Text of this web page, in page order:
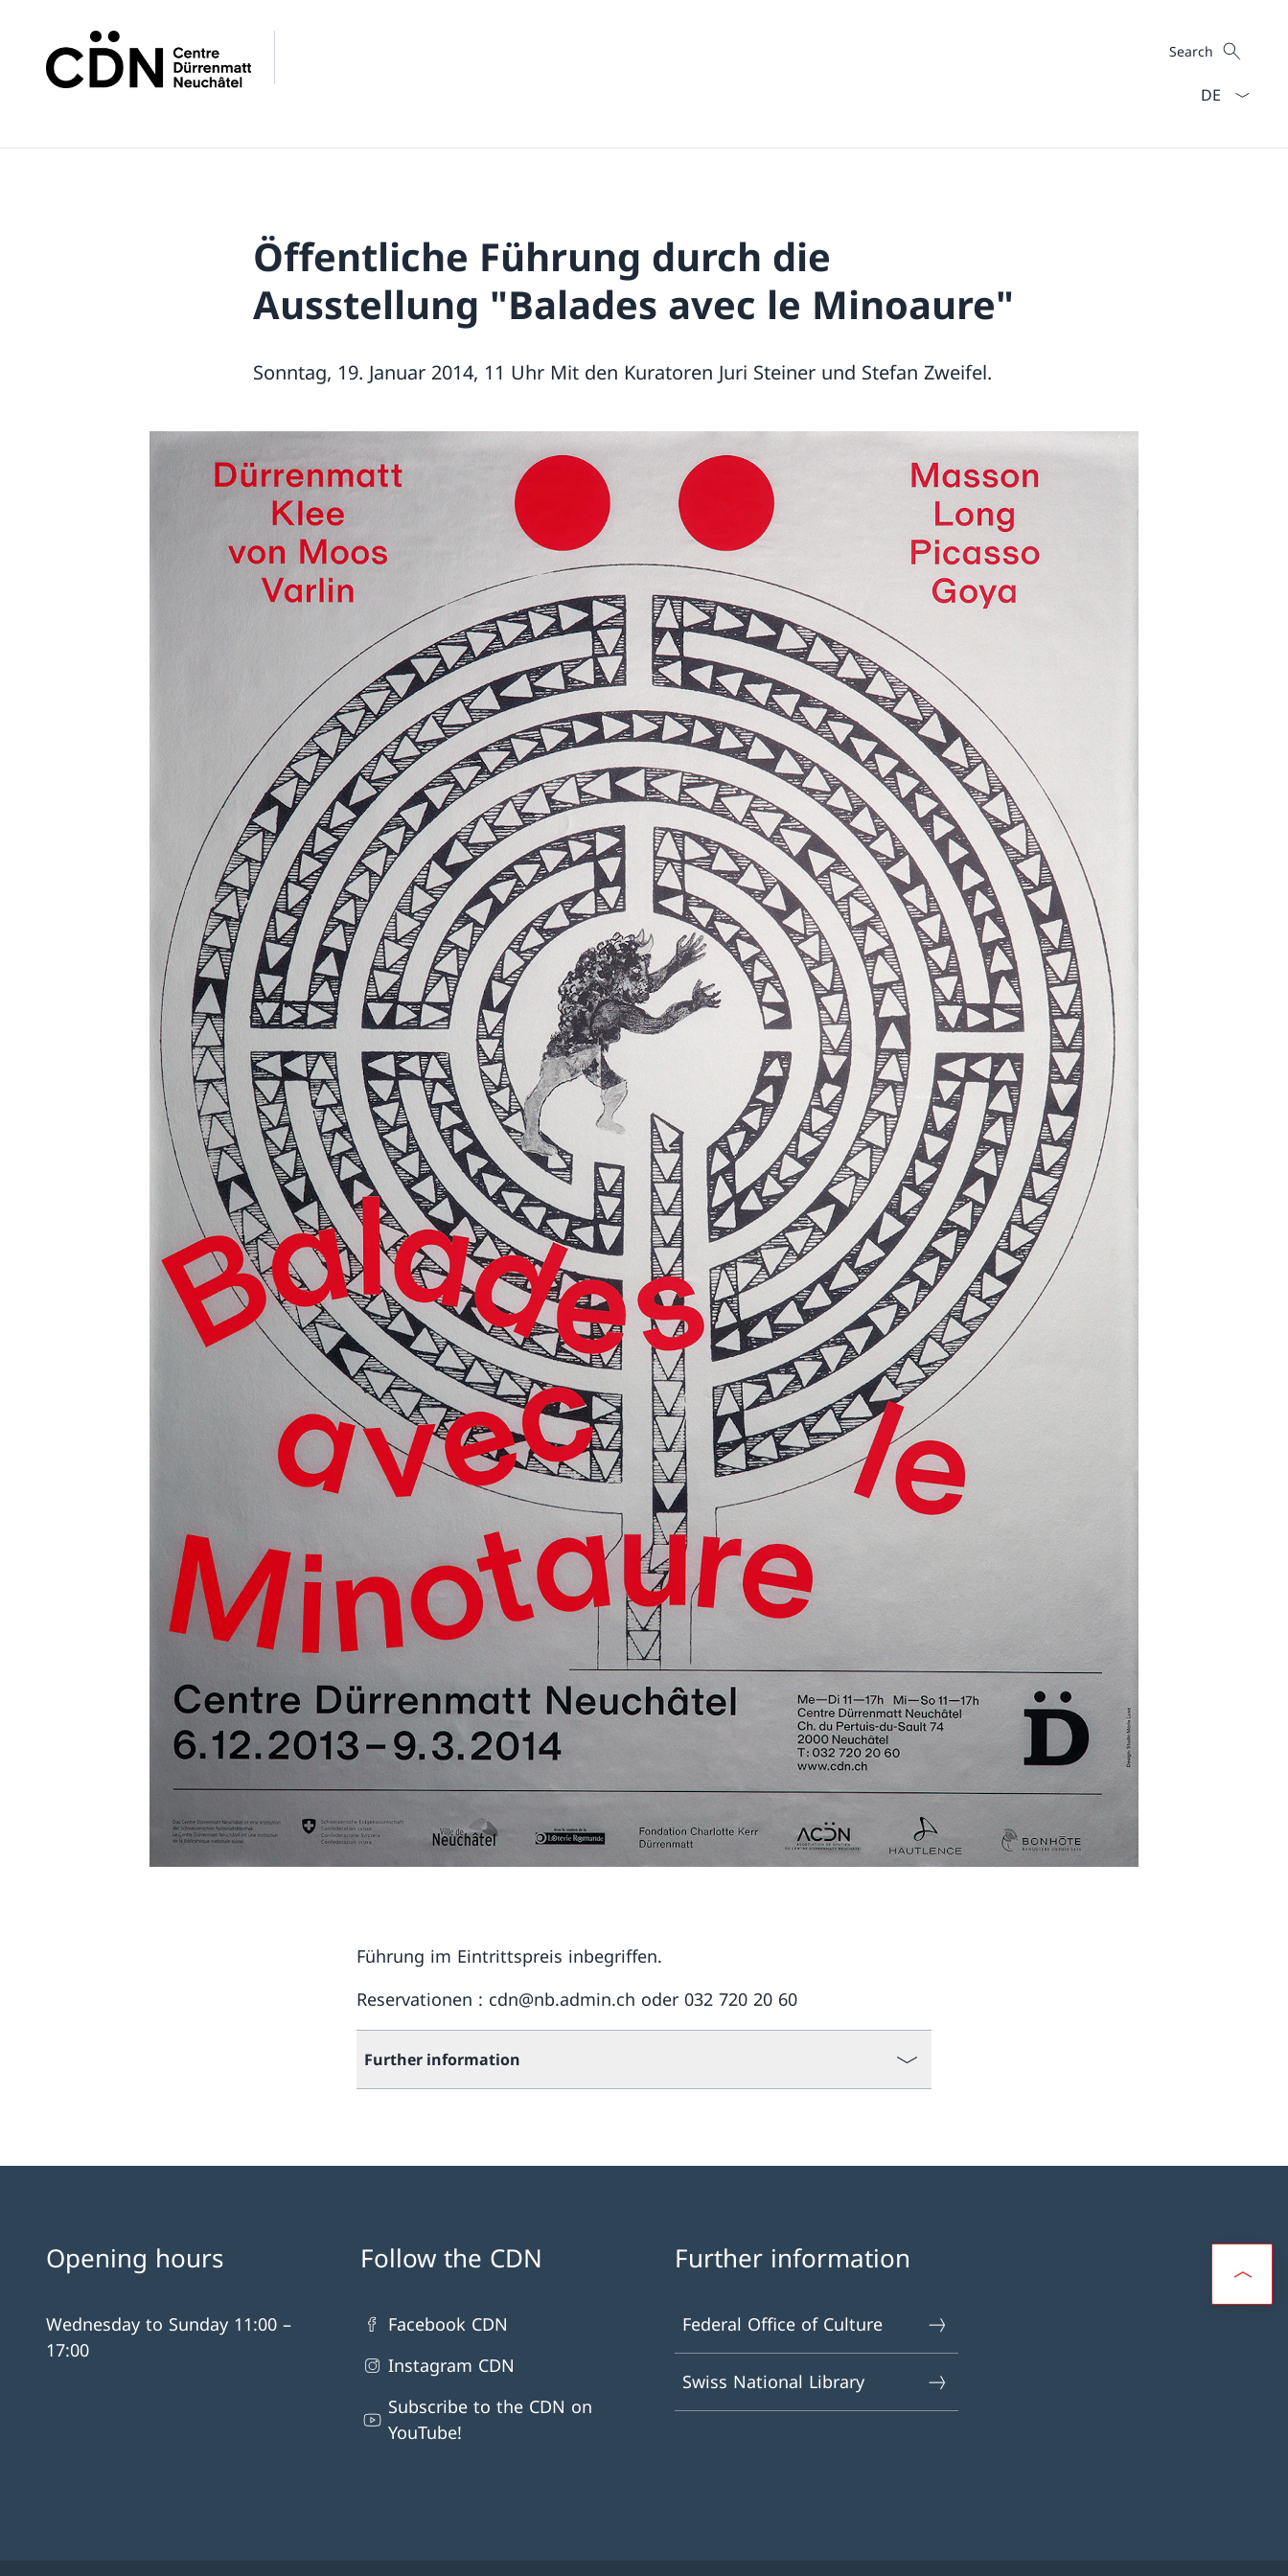
Search
Search
Öffentliche Führung durch die
Ausstellung "Balades avec le Minoaure"
Sonntag, 19. Januar 2014, 11 Uhr Mit den Kuratoren Juri Steiner und Stefan Zweifel.
Führung im Eintrittspreis inbegriffen.
Reservationen : cdn@nb.admin.ch oder 032 720 20 60
Further information
Opening hours
Wednesday to Sunday 11:00 –
17:00
Follow the CDN
Facebook CDN
Instagram CDN
Subscribe to the CDN on
YouTube!
Further information
Federal Office of Culture
Swiss National Library